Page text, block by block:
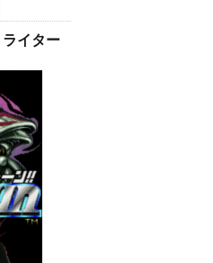
ライター